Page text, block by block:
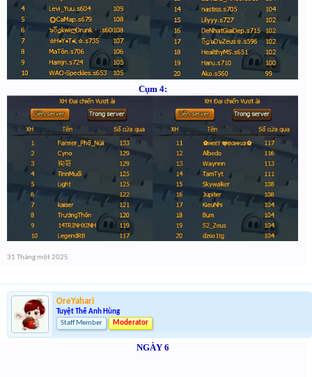
Cụm 4:
31 Tháng một 2025
OreYahari
Tuyệt Thế Anh Hùng
Staff Member
Moderator
NGÀY 6